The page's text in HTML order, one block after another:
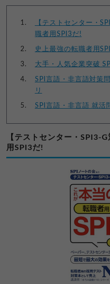
【テストセンター・
職者用SPI3だ!
史上最強の転職者用
大手・人気企業突破
SPI言語・非言語対策
リ
SPI言語・非言語 就活
【テストセンター・SPI3-
用SPI3だ!